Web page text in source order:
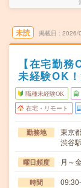
未読 掲載日 2026/
【在宅勤
未経験OK
職種未経験OK
在宅・リモート
勤務地
東京
渋谷
曜日頻度 月～
時間